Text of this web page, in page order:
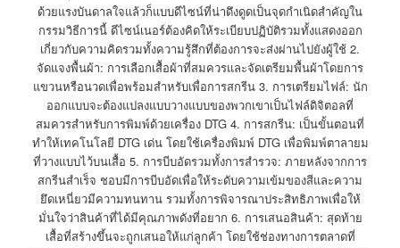
ด้วยแรงบันดาลใจแล้วก็แบบดีไซน์ที่น่าดึงดูดเป็นจุดกำเนิดสำคัญใน
กรรมวิธีการนี้ ดีไซน์เนอร์ต้องคิดให้ระเบียบปฏิบัติรวมทั้งแสดงออก
เกี่ยวกับความคิดรวมทั้งความรู้สึกที่ต้องการจะส่งผ่านไปยังผู้ใช้ 2.
จัดแจงพื้นผ้า: การเลือกเสื้อผ้าที่สมควรและจัดเตรียมพื้นผ้าโดยการ
แขวนหรือนวดเพื่อพร้อมสำหรับเพื่อการสกรีน 3. การเตรียมไฟล์: นัก
ออกแบบจะต้องแปลงแบบวางแบบของพวกเขาเป็นไฟล์ดิจิตอลที่
สมควรสำหรับการพิมพ์ด้วยเครื่อง DTG 4. การสกรีน: เป็นขั้นตอนที่
ทำให้เทคโนโลยี DTG เด่น โดยใช้เครื่องพิมพ์ DTG เพื่อพิมพ์ตาลายม
ที่วางแบบไว้บนเสื้อ 5. การบีบอัดรวมทั้งการสำรวจ: ภายหลังจากการ
สกรีนสำเร็จ ชอบมีการบีบอัดเพื่อให้ระดับความเข้มของสีและความ
ยึดเหนี่ยวมีความทนทาน รวมทั้งการพิจารณาประสิทธิภาพเพื่อให้
มั่นใจว่าสินค้าที่ได้มีคุณภาพดังที่อยาก 6. การเสนอสินค้า: สุดท้าย
เสื้อที่สร้างขึ้นจะถูกเสนอให้แก่ลูกค้า โดยใช้ช่องทางการตลาดที่